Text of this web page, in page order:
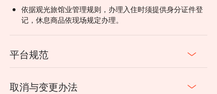
依据观光旅馆业管理规则，办理入住时须提供身分证件登
记，休息商品依现场规定办理。
平台规范
取消与变更办法